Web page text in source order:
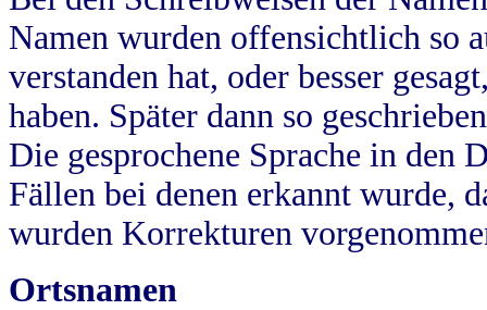
Namen wurden offensichtlich so
verstanden hat, oder besser
haben. Später dann so
Die gesprochene Sprache in
Fällen bei denen erkannt wurde,
wurden Korrekturen
Ortsnamen